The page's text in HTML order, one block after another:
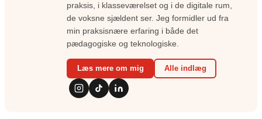
praksis, i klasseværelset og i de digitale rum,
de voksne sjældent ser. Jeg formidler ud fra
min praksisnære erfaring i både det
pædagogiske og teknologiske.
Læs mere om mig Alle indlæg